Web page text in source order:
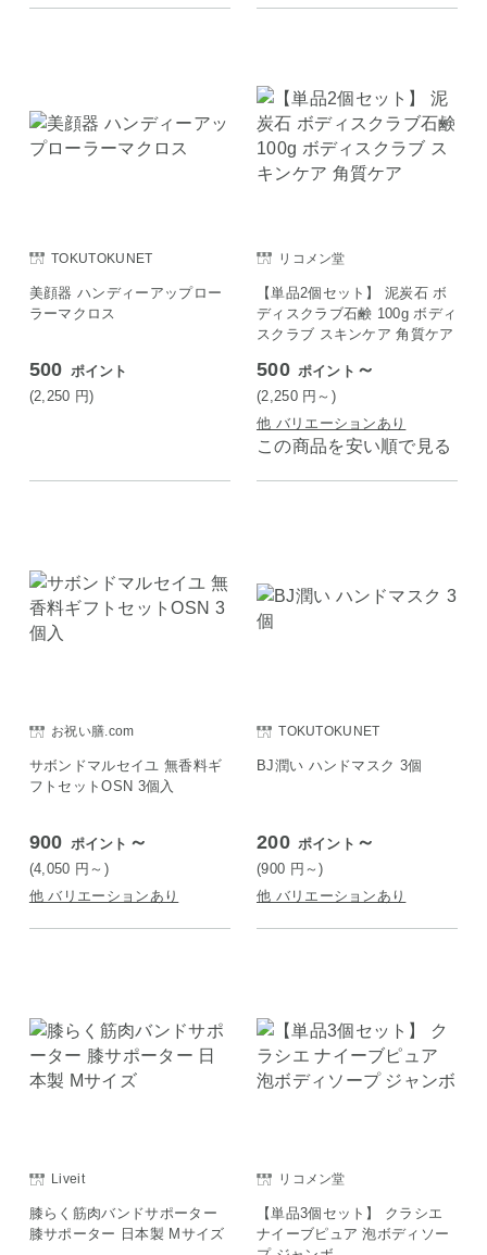
TOKUTOKUNET
美顔器 ハンディーアップロー
ラーマクロス
500 ポイント
(2,250 円)
リコメン堂
【単品2個セット】 泥炭石 ボ
ディスクラブ石鹸 100g ボディ
スクラブ スキンケア 角質ケア
500 ポイント ～
(2,250 円 ～)
他 バリエーションあり
この商品を安い順で見る
お祝い膳.com
サボンドマルセイユ 無香料ギ
フトセットOSN 3個入
900 ポイント ～
(4,050 円 ～)
他 バリエーションあり
TOKUTOKUNET
BJ潤い ハンドマスク 3個
200 ポイント ～
(900 円 ～)
他 バリエーションあり
Liveit
膝らく筋肉バンドサポーター
膝サポーター 日本製 Mサイズ
リコメン堂
【単品3個セット】 クラシエ
ナイーブピュア 泡ボディソー